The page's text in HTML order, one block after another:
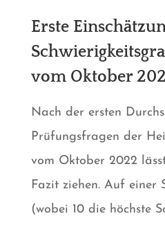
Erste
vom Oktober
Nach der ersten
Prüfungsfragen der
vom Oktober 2022
Fazit ziehen. Auf einer
(wobei 10 die höchste